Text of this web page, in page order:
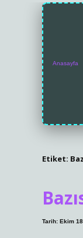
Anasayfa
Etiket:
Tarih: Ekim